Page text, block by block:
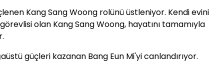
Kang Sang Woong rolünü üstleniyor. Kendi evini
olan Kang Sang Woong, hayatını tamamıyla
güçleri kazanan Bang Eun Mi'yi canlandırıyor.